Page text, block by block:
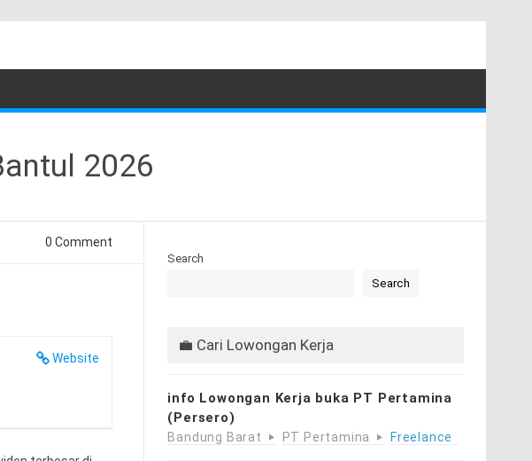
2026
0 Comment
Website
Search
Search
💼 Cari Lowongan Kerja
info Lowongan Kerja buka PT Pertamina
(Persero)
Bandung Barat PT Pertamina Freelance